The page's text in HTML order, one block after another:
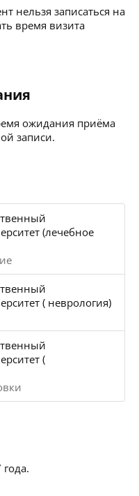
нельзя записаться на
время визита
ожидания приёма
записи.
(лечебное
( неврология)
(